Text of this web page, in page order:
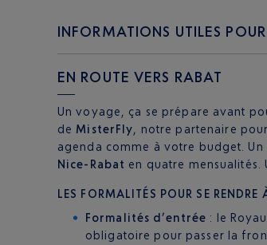
INFORMATIONS UTILES
EN ROUTE VERS RABAT
Un voyage, ça se prépare avant
de MisterFly, notre partenaire
agenda comme à votre budget.
Nice-Rabat en quatre
LES FORMALITÉS POUR SE RENDRE
Formalités d’entrée : le
obligatoire pour passer la